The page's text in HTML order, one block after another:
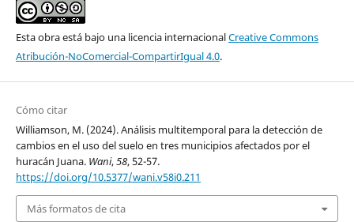
Esta obra está bajo una licencia internacionalCreative Commons
Atribución-NoComercial-CompartirIgual 4.0.
Cómo citar
Williamson, M. (2024). Análisis multitemporal para la detección de
cambios en el uso del suelo en tres municipios afectados por el
huracán Juana. Wani,58, 52-57.
https://doi.org/10.5377/wani.v58i0.211
Más formatos de cita